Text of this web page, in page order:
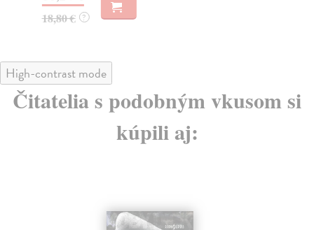
18,80 € ?
High-contrast mode
Čitatelia s podobným vkusom si
kúpili aj: